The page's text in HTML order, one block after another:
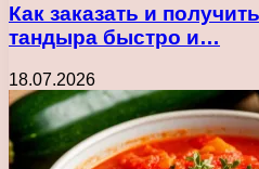
Как заказать и
тандыра быстро и…
18.07.2026